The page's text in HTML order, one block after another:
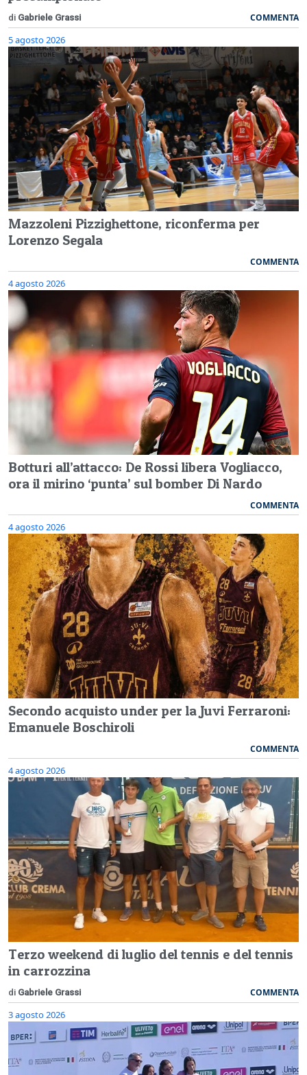
di Gabriele Grassi COMMENTA
5 agosto 2026
Mazzoleni Pizzighettone, riconferma per
Lorenzo Segala
COMMENTA
4 agosto 2026
Botturi all’attacco: De Rossi libera Vogliacco,
ora il mirino ‘punta’ sul bomber Di Nardo
COMMENTA
4 agosto 2026
Secondo acquisto under per la Juvi Ferraroni:
Emanuele Boschiroli
COMMENTA
4 agosto 2026
Terzo weekend di luglio del tennis e del tennis
in carrozzina
di Gabriele Grassi COMMENTA
3 agosto 2026